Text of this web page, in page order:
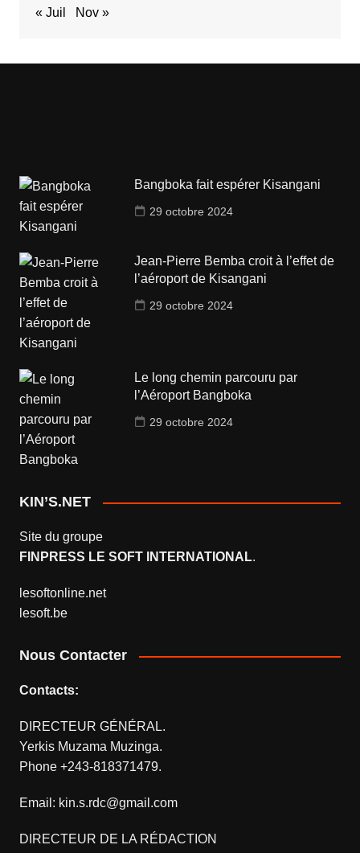
« Juil Nov »
Bangboka fait espérer Kisangani
29 octobre 2024
Jean-Pierre Bemba croit à l’effet de
l’aéroport de Kisangani
29 octobre 2024
Le long chemin parcouru par
l’Aéroport Bangboka
29 octobre 2024
KIN’S.NET
Site du groupe
FINPRESS LE SOFT INTERNATIONAL.
lesoftonline.net
lesoft.be
Nous Contacter
Contacts:
DIRECTEUR GÉNÉRAL.
Yerkis Muzama Muzinga.
Phone +243-818371479.
Email: kin.s.rdc@gmail.com
DIRECTEUR DE LA RÉDACTION